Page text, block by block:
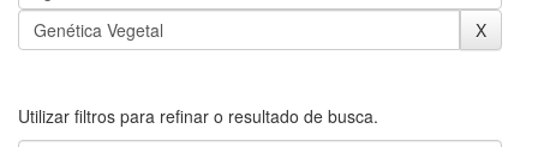
Utilizar filtros para refinar o resultado de busca.